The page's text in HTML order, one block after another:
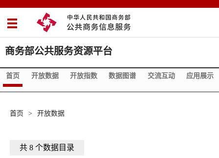
商务部公共服务资源平台
首页 开放数据 开放指数 数据图谱 交流互动 应用展示
首页 > 开放数据
共 8 个数据目录